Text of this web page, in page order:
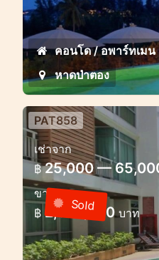
คอนโด / อพาร์ทเมน
หาดป่าตอง
อพาร์ทเมนต์แสนส
PAT858
เช่าจาก
฿ 25,000 —
ขาย
Sold
฿ 2,675,000บาท